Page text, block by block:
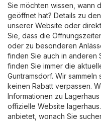
Sie möchten wissen, wann
geöffnet hat? Details zu
unserer Website oder
Sie, dass die
oder zu besonderen
finden Sie auch in anderen
finden Sie immer die
Guntramsdorf. Wir
keinen Rabatt verpassen.
Informationen zu
offizielle Website
anbietet, wonach Sie